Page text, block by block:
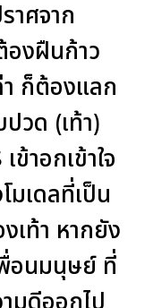
าศจาก
องฝืนก้าว
า ก็ต้องแลก
วด (เท้า)
าอกเข้าใจ
มเดลที่เป็น
เท้า หากยัง
พื่อนมนุษย์ ที่
มดีออกไป